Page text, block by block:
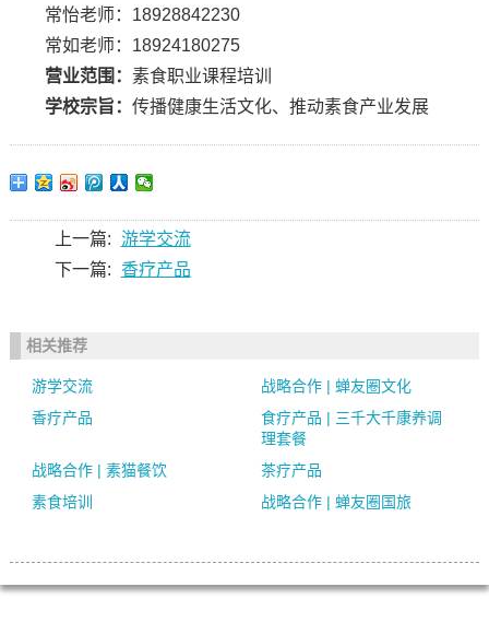
常怡老师：18928842230
常如老师：18924180275
营业范围： 素食职业课程培训
学校宗旨： 传播健康生活文化、推动素食产业发展
上一篇: 游学交流
下一篇:
香疗产品
相关推荐
游学交流
战略合作 | 蝉友圈文化
香疗产品
食疗产品 | 三千大千康养调
理套餐
战略合作 | 素猫餐饮
茶疗产品
素食培训
战略合作 | 蝉友圈国旅